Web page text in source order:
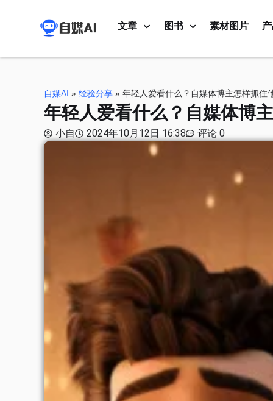
文章 图书 素材图片
自媒AI » 经验分享 » 年轻人爱看什么？自媒体博主怎样抓住
年轻人爱看什么？自媒体博
小自 2024年10月12日 16:38 评论 0